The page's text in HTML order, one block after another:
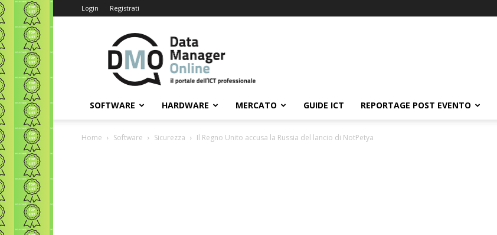
Login Registrati
Data
Manager
Online
SOFTWARE HARDWARE MERCATO GUIDE ICT REPORTAGE POST EVENTO
Home Software Sicurezza Il Regno Unito accusa la Russia del lancio di NotPetya